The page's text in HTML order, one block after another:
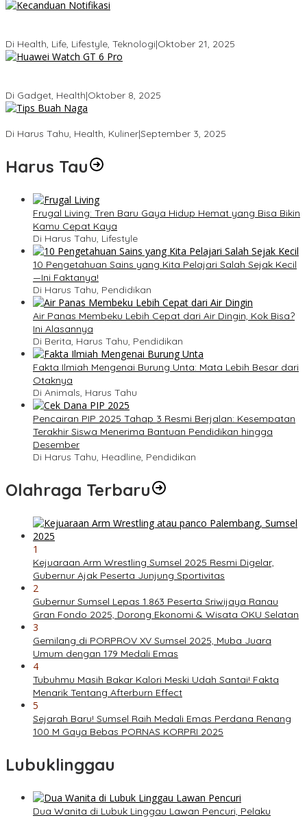
Di Health, Life, Lifestyle, Teknologi|Oktober 21, 2025
Di Gadget, Health|Oktober 8, 2025
Di Harus Tahu, Health, Kuliner|September 3, 2025
Harus Tau
Frugal Living: Tren Baru Gaya Hidup Hemat yang Bisa Bikin
Kamu Cepat Kaya
Di Harus Tahu, Lifestyle
10 Pengetahuan Sains yang Kita Pelajari Salah Sejak Kecil
—Ini Faktanya!
Di Harus Tahu, Pendidikan
Air Panas Membeku Lebih Cepat dari Air Dingin, Kok Bisa?
Ini Alasannya
Di Berita, Harus Tahu, Pendidikan
Fakta Ilmiah Mengenai Burung Unta: Mata Lebih Besar dari
Otaknya
Di Animals, Harus Tahu
Pencairan PIP 2025 Tahap 3 Resmi Berjalan: Kesempatan
Terakhir Siswa Menerima Bantuan Pendidikan hingga
Desember
Di Harus Tahu, Headline, Pendidikan
Olahraga Terbaru
1
Kejuaraan Arm Wrestling Sumsel 2025 Resmi Digelar,
Gubernur Ajak Peserta Junjung Sportivitas
2
Gubernur Sumsel Lepas 1.863 Peserta Sriwijaya Ranau
Gran Fondo 2025, Dorong Ekonomi & Wisata OKU Selatan
3
Gemilang di PORPROV XV Sumsel 2025, Muba Juara
Umum dengan 179 Medali Emas
4
Tubuhmu Masih Bakar Kalori Meski Udah Santai! Fakta
Menarik Tentang Afterburn Effect
5
Sejarah Baru! Sumsel Raih Medali Emas Perdana Renang
100 M Gaya Bebas PORNAS KORPRI 2025
Lubuklinggau
Dua Wanita di Lubuk Linggau Lawan Pencuri, Pelaku